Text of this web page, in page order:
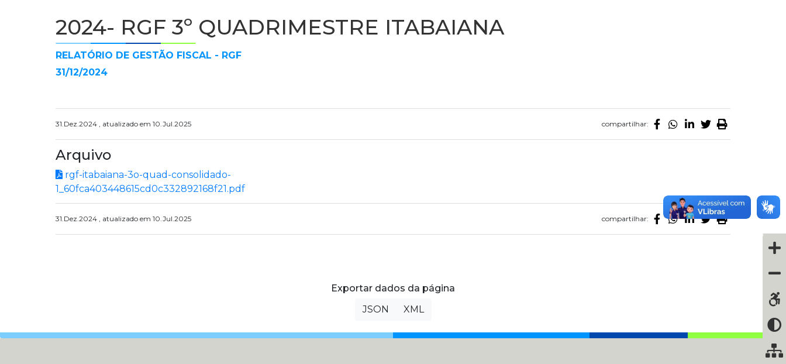
2024- RGF 3º QUADRIMESTRE ITABAIANA
RELATÓRIO DE GESTÃO FISCAL - RGF
31/12/2024
31.Dez.2024 , atualizado em 10.Jul.2025 compartilhar:
Arquivo
rgf-itabaiana-3o-quad-consolidado-
1_60fca403448615cd0c332892168f21.pdf
31.Dez.2024 , atualizado em 10.Jul.2025 compartilhar:
Exportar dados da página
JSON
XML